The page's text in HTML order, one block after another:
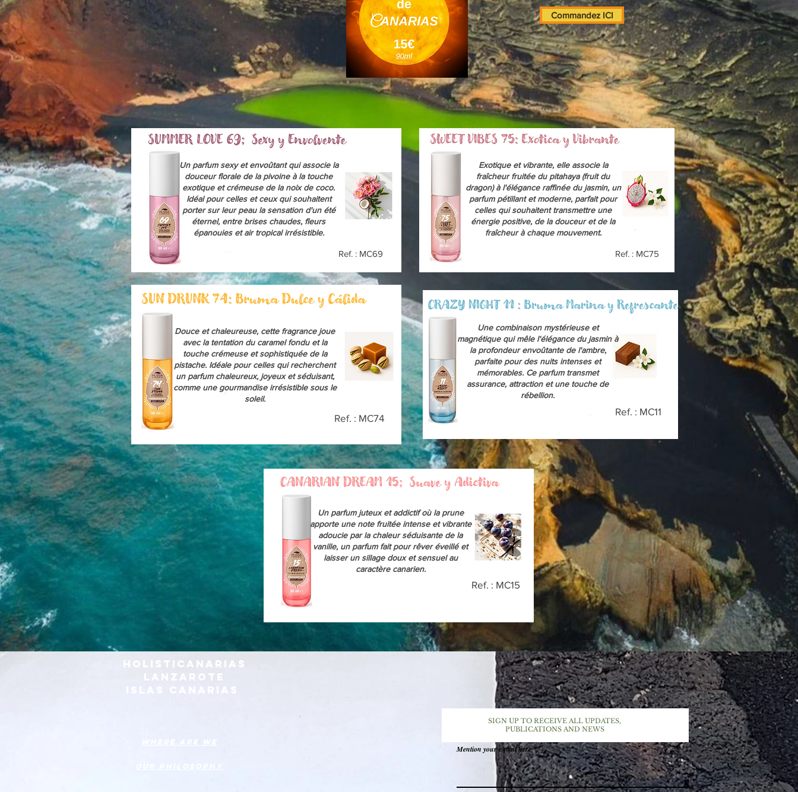
Commandez ICI
Ref. : MC69
Un parfum sexy et envoûtant qui associe la
douceur florale de la pivoine à la touche
exotique et crémeuse de la noix de coco.
Idéal pour celles et ceux qui souhaitent
porter sur leur peau la sensation d'un été
éternel, entre brises chaudes, fleurs
épanouies et air tropical irrésistible.
Ref. : MC75
Exotique et vibrante, elle associe la
fraîcheur fruitée du pitahaya (fruit du
dragon) à l'élégance raffinée du jasmin, un
parfum pétillant et moderne, parfait pour
celles qui souhaitent transmettre une
énergie positive, de la douceur et de la
fraîcheur à chaque mouvement.
Ref. : MC74
Douce et chaleureuse, cette fragrance joue
avec la tentation du caramel fondu et la
touche crémeuse et sophistiquée de la
pistache. Idéale pour celles qui recherchent
un parfum chaleureux, joyeux et séduisant,
comme une gourmandise irrésistible sous le
soleil.
Ref. : MC11
Une combinaison mystérieuse et
magnétique qui mêle l'élégance du jasmin à
la profondeur envoûtante de l'ambre,
parfaite pour des nuits intenses et
mémorables. Ce parfum transmet
assurance, attraction et une touche de
rébellion.
Ref. : MC15
Un parfum juteux et addictif où la prune
apporte une note fruitée intense et vibrante
adoucie par la chaleur séduisante de la
vanille, un parfum fait pour rêver éveillé et
laisser un sillage doux et sensuel au
caractère canarien.
HOLISTICANARIAS
LANZAROTE
ISLAS CANARIAS
SIGN UP TO RECEIVE ALL UPDATES,
PUBLICATIONS AND NEWS
Mention your e-mail here
Our philosophy